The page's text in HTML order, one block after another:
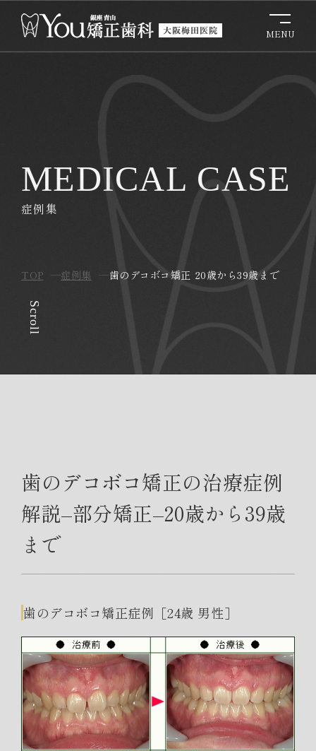
MEDICAL CASE
症例集
TOP 症例集 歯のデコボコ矯正 20歳から39歳まで
Scroll
歯のデコボコ矯正の治療症例
解説–部分矯正–20歳から39歳
まで
歯のデコボコ矯正症例［24歳 男性］